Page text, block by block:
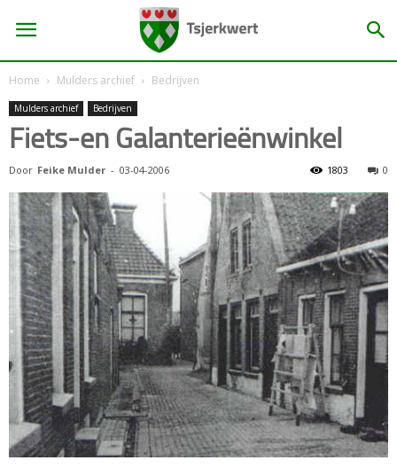
Home Mulders archief Bedrijven
Mulders archief Bedrijven
Fiets-en Galanterieënwinkel
Door Feike Mulder - 03-04-2006 0
1803